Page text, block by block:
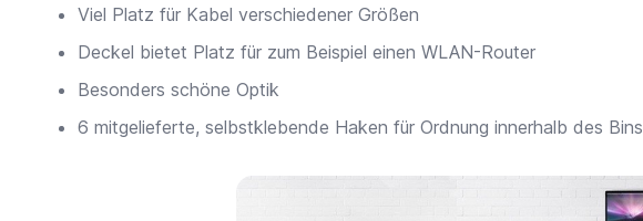
Viel Platz für Kabel verschiedener Größen
Deckel bietet Platz für zum Beispiel einen WLAN-Router
Besonders schöne Optik
6 mitgelieferte, selbstklebende Haken für Ordnung innerhalb des Bins